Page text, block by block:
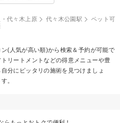
代々木上原 代々木公園駅
ペット可
ン(人気が高い順)から検索＆予約が可能で
リートメントなどの得意メニューや豊
分にピッタリの施術を見つけましょ
。